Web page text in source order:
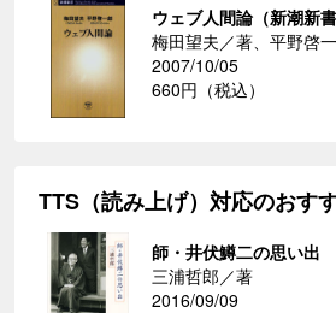
ウェブ人間論（新潮新書
梅田望夫／著、平野啓
2007/10/05
660円（税込）
TTS（読み上げ）対応のおす
師・井伏鱒二の思い出
三浦哲郎／著
2016/09/09